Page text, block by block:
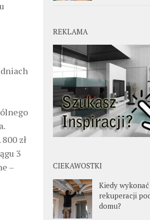
zł
3
–
REKLAMA
CIEKAWOSTKI
Kiedy
rekuperacji
domu?